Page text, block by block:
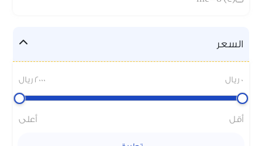
السعر
0 ريال 2000 ريال
أقل أعلى